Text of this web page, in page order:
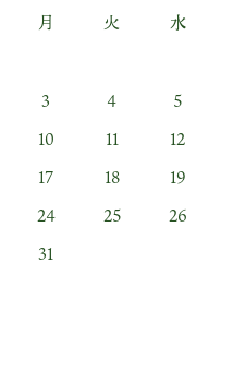
月
火 水
3
4 5
10
11 12
17
18 19
24
25 26
31